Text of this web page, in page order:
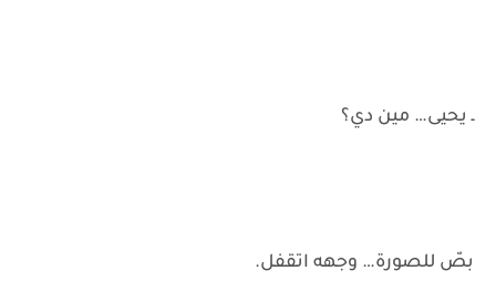
ـ يحيى… مين دي؟
بصّ للصورة… وجهه اتقفل.